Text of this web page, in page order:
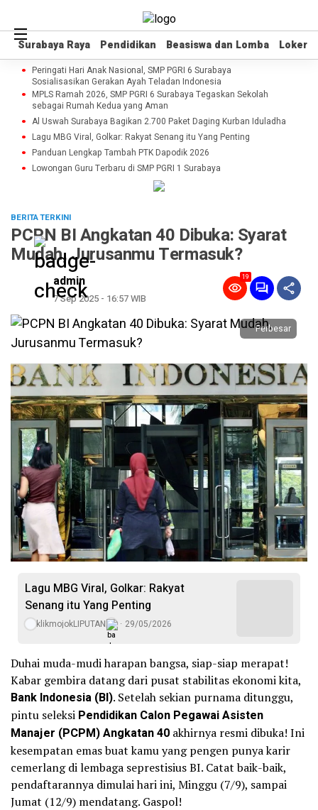
Surabaya Raya Pendidikan Beasiswa dan Lomba Loker
Surabaya Raya Pendidikan Beasiswa dan Lomba Loker
Peringati Hari Anak Nasional, SMP PGRI 6 Surabaya
Sosialisasikan Gerakan Ayah Teladan Indonesia
MPLS Ramah 2026, SMP PGRI 6 Surabaya Tegaskan Sekolah
sebagai Rumah Kedua yang Aman
Al Uswah Surabaya Bagikan 2.700 Paket Daging Kurban Iduladha
Lagu MBG Viral, Golkar: Rakyat Senang itu Yang Penting
Panduan Lengkap Tambah PTK Dapodik 2026
Lowongan Guru Terbaru di SMP PGRI 1 Surabaya
BERITA TERKINI
PCPN BI Angkatan 40 Dibuka: Syarat
Mudah, Jurusanmu Termasuk?
admin
7 Sep 2025 - 16:57 WIB
19
Perbesar
Lagu MBG Viral, Golkar: Rakyat
Senang itu Yang Penting
klikmojokLIPUTAN 29/05/2026
Duhai muda-mudi harapan bangsa, siap-siap merapat!
Kabar gembira datang dari pusat stabilitas ekonomi kita,
Bank Indonesia (BI). Setelah sekian purnama ditunggu,
pintu seleksi Pendidikan Calon Pegawai Asisten
Manajer (PCPM) Angkatan 40 akhirnya resmi dibuka! Ini
kesempatan emas buat kamu yang pengen punya karir
cemerlang di lembaga seprestisius BI. Catat baik-baik,
pendaftarannya dimulai hari ini, Minggu (7/9), sampai
Jumat (12/9) mendatang. Gaspol!